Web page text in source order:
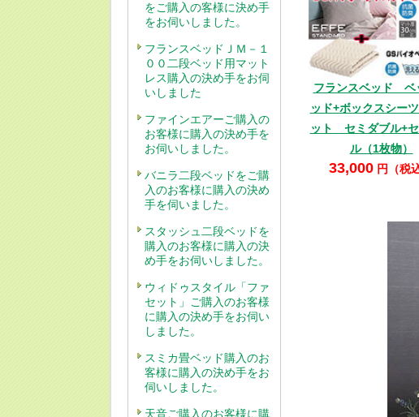
をご購入の客様に決め手
をお伺いしました。
フランスベッドＪＭ－１
００二段ベッド用マット
レス購入の決め手をお伺
いしました
ファインエアーご購入の
お客様に購入の決め手を
お伺いしました。
バニラ二段ベッドをご購
入のお客様に購入の決め
手を伺いました。
スタッシュ二段ベッドを
購入のお客様に購入の決
め手をお伺いしました。
ウィドゥスタイル「ファ
セット」ご購入のお客様
に購入の決め手をお伺い
しました。
スミカ畳ベッド購入のお
客様に購入の決め手をお
伺いしました。
天音ご購入のお客様に購
フランスベッド ベ
ッド+ボックスシー
ット セミダブル+
ル（1枚物）
33,000 円（税